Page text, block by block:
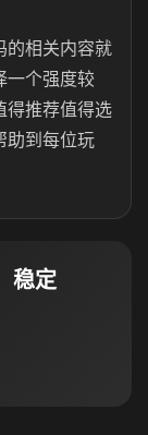
的相关内容就
一个强度较
得推荐值得选
助到每位玩
稳定